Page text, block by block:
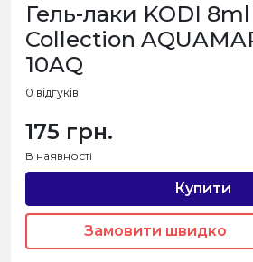
Гель-лаки KODI
Collection
10AQ
0 відгуків
175 грн.
В наявності
Купити
Замовити швидко